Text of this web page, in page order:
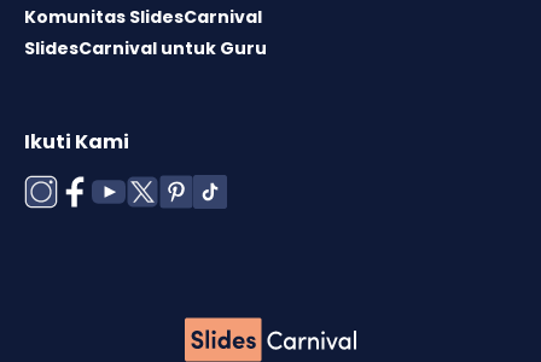
Komunitas SlidesCarnival
SlidesCarnival untuk Guru
Ikuti Kami